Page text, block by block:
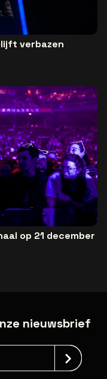
verbazen
op 21 december
nieuwsbrief